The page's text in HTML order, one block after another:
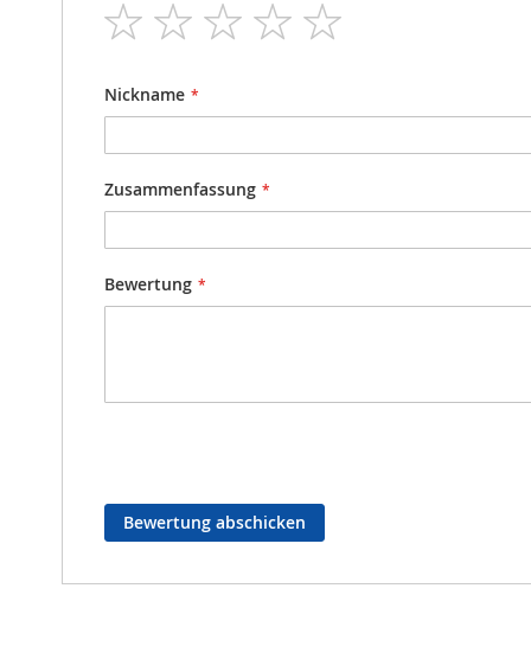
1
star
2
stars
3
stars
4
stars
Nickname
Zusammenfassung
Bewertung
Bewertung abschicken